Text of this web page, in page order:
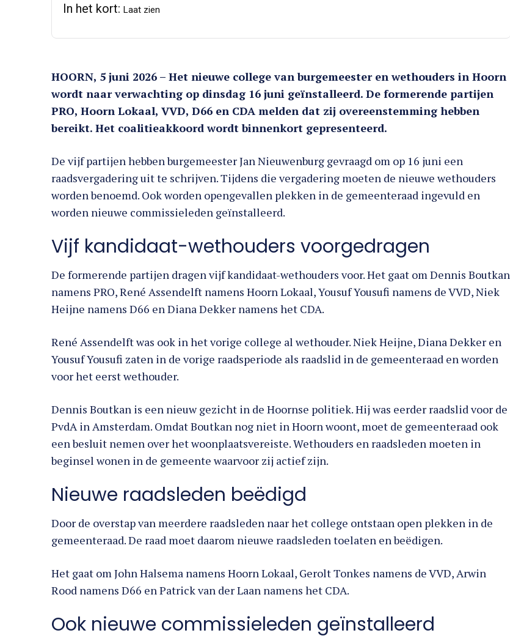
In het kort: Laat zien
HOORN, 5 juni 2026 – Het nieuwe college van burgemeester en wethouders in Hoorn
wordt naar verwachting op dinsdag 16 juni geïnstalleerd. De formerende partijen
PRO, Hoorn Lokaal, VVD, D66 en CDA melden dat zij overeenstemming hebben
bereikt. Het coalitieakkoord wordt binnenkort gepresenteerd.
De vijf partijen hebben burgemeester Jan Nieuwenburg gevraagd om op 16 juni een
raadsvergadering uit te schrijven. Tijdens die vergadering moeten de nieuwe wethouders
worden benoemd. Ook worden opengevallen plekken in de gemeenteraad ingevuld en
worden nieuwe commissieleden geïnstalleerd.
Vijf kandidaat-wethouders voorgedragen
De formerende partijen dragen vijf kandidaat-wethouders voor. Het gaat om Dennis Boutkan
namens PRO, René Assendelft namens Hoorn Lokaal, Yousuf Yousufi namens de VVD, Niek
Heijne namens D66 en Diana Dekker namens het CDA.
René Assendelft was ook in het vorige college al wethouder. Niek Heijne, Diana Dekker en
Yousuf Yousufi zaten in de vorige raadsperiode als raadslid in de gemeenteraad en worden
voor het eerst wethouder.
Dennis Boutkan is een nieuw gezicht in de Hoornse politiek. Hij was eerder raadslid voor de
PvdA in Amsterdam. Omdat Boutkan nog niet in Hoorn woont, moet de gemeenteraad ook
een besluit nemen over het woonplaatsvereiste. Wethouders en raadsleden moeten in
beginsel wonen in de gemeente waarvoor zij actief zijn.
Nieuwe raadsleden beëdigd
Door de overstap van meerdere raadsleden naar het college ontstaan open plekken in de
gemeenteraad. De raad moet daarom nieuwe raadsleden toelaten en beëdigen.
Het gaat om John Halsema namens Hoorn Lokaal, Gerolt Tonkes namens de VVD, Arwin
Rood namens D66 en Patrick van der Laan namens het CDA.
Ook nieuwe commissieleden geïnstalleerd